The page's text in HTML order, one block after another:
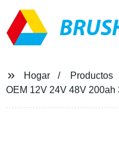
Hogar
Productos
OEM 12V 24V 48V